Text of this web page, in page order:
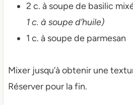
2 c. à soupe de basilic
1 c. à soupe d’huile)
1 c. à soupe de parmesan
Mixer jusqu’à obtenir une
Réserver pour la fin.